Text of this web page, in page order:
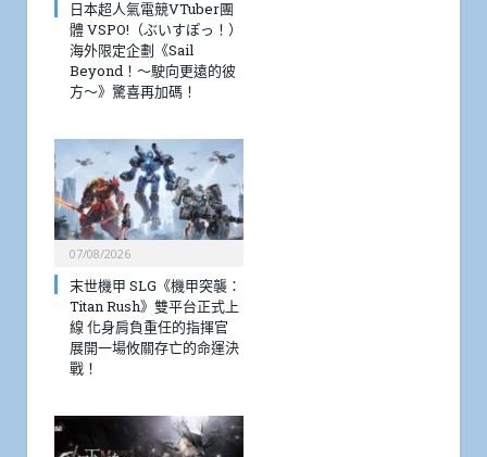
日本超人氣電競VTuber團
體 VSPO!（ぶいすぽっ！）
海外限定企劃《Sail
Beyond！～駛向更遠的彼
方～》驚喜再加碼！
07/08/2026
末世機甲 SLG《機甲突襲：
Titan Rush》雙平台正式上
線 化身肩負重任的指揮官
展開一場攸關存亡的命運決
戰！